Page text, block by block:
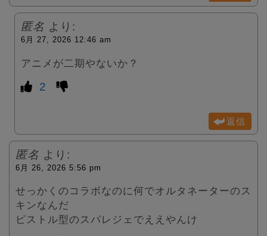
匿名 より:
6月 27, 2026 12:46 am
アニメが二期やないか？
2
返信
匿名 より:
6月 26, 2026 5:56 pm
せっかくのコラボなのに何でオルタネーターのス
キンなんだ
ピストル型のスパレジェでええやんけ